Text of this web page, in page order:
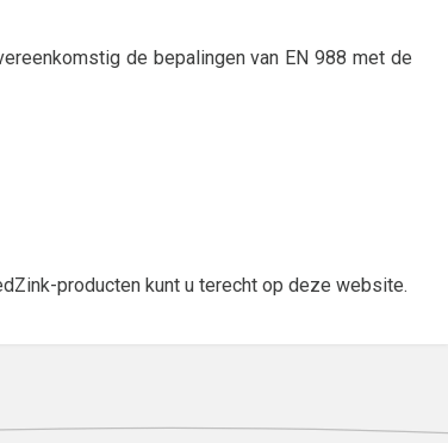
de bepalingen van EN 988 met de
producten kunt u terecht op deze website.